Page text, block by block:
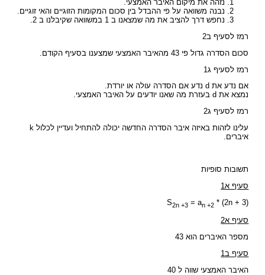
נזהה את מיקום האיבר האמצעי.
נבנה משוואה על פי ההבדל בין סכום המקומות הזוגיים והאי זוגיים.
נחפש דרך להציב את מה שמצאנו ב 1 במשוואה שקיבלנו ב 2.
רמז לסעיף ב2
סכום הסדרה גדול פי 43 מהאיבר האמצעי שמצענו בסעיף הקודם.
רמז לסעיף ג1
אם נדע את d נדע אם הסדרה עולה או יורדת.
נמצא את d בעזרת מה שאנו יודעים על האיבר האמצעי.
רמז לסעיף ג2
עלינו לזהות באיזה איבר הסדרה החדשה יכולה להתחיל ועדיין לכלול k
איברים.
תשובות סופיות
סעיף א1
(S
2n +3 = an +2 * (2n + 3
סעיף א2
מספר האיברים הוא 43
סעיף ב1
האיבר האמצעי שווה ל 40